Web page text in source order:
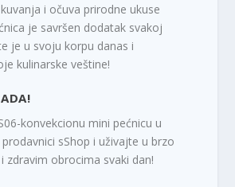
i očuva prirodne ukuse
je savršen dodatak svakoj
je u svoju korpu danas i
kulinarske veštine!
konvekcionu mini pećnicu u
sShop i uživajte u brzo
zdravim obrocima svaki dan!